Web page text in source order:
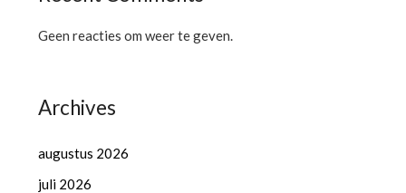
Geen reacties om weer te geven.
Archives
augustus 2026
juli 2026